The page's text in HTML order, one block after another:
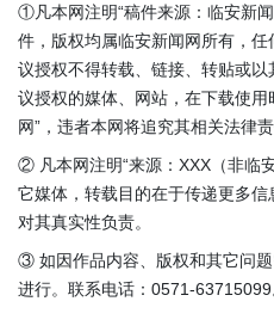
①凡本网注明“稿件来源：临安新
件，版权均属临安新闻网所有，
议授权不得转载、链接、转贴或
议授权的媒体、网站，在下载使
网”，违者本网将追究其相关法律责
② 凡本网注明“来源：XXX（非临
它媒体，转载目的在于传递更多
对其真实性负责。
③ 如因作品内容、版权和其它问
进行。联系电话：0571-63715099